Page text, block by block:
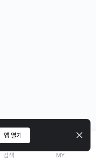
앱 열기
검색 MY